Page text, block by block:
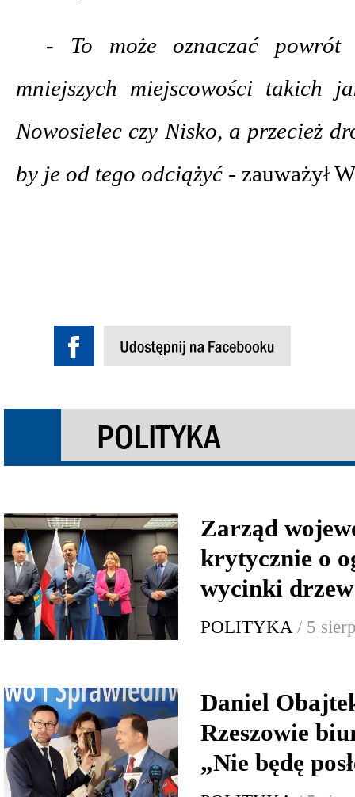
- To może oznaczać powrót
mniejszych miejscowości takich
Nowosielec czy Nisko, a przecież
by je od tego odciążyć - zauważył
POLITYKA
Zarząd
krytycznie o
wycinki
POLITYKA / 5
Daniel
Rzeszowie
„Nie będę